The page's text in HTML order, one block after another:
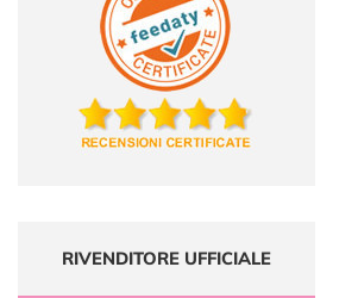
RIVENDITORE UFFICIALE